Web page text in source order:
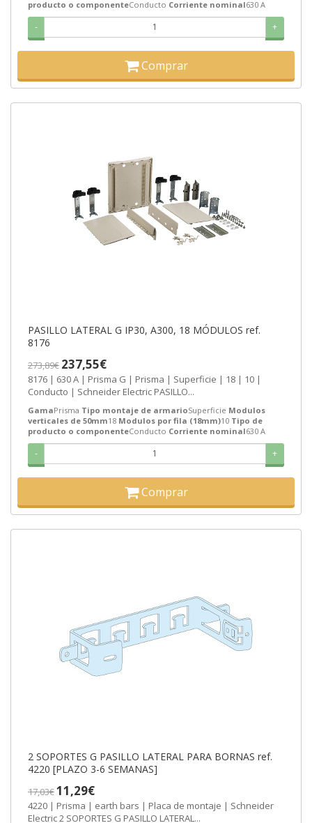
producto o componenteConducto Corriente nominal630 A
- +
Comprar
PASILLO LATERAL G IP30, A300, 18 MÓDULOS ref.
8176
273,89€ 237,55€
8176 | 630 A | Prisma G | Prisma | Superficie | 18 | 10 |
Conducto | Schneider Electric PASILLO...
GamaPrisma Tipo montaje de armarioSuperficie Modulos
verticales de 50mm18 Modulos por fila (18mm)10 Tipo de
producto o componenteConducto Corriente nominal630 A
- +
Comprar
2 SOPORTES G PASILLO LATERAL PARA BORNAS ref.
4220 [PLAZO 3-6 SEMANAS]
17,03€11,29€
4220 | Prisma | earth bars | Placa de montaje | Schneider
Electric 2 SOPORTES G PASILLO LATERAL...